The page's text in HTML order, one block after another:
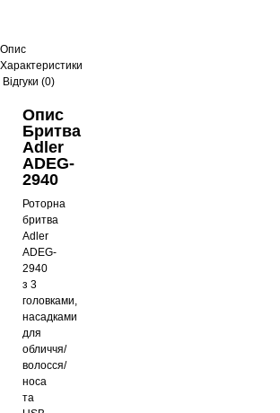
Опис
Характеристики
Відгуки (0)
Опис
Бритва
Adler
ADEG-
2940
Роторна
бритва
Adler
ADEG-
2940
з 3
головками,
насадками
для
обличчя/
волосся/
носа
та